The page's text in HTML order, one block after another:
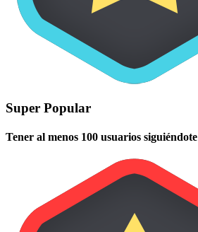
Super Popular
Tener al menos 100 usuarios siguiéndote